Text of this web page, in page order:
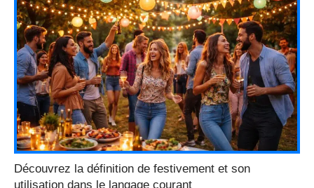
Découvrez la définition de festivement et son
utilisation dans le langage courant